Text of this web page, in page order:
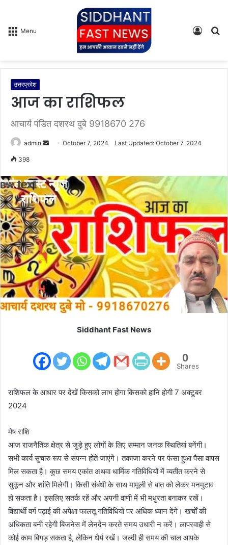
Menu
Log
उत्तरप्रदेश
आज का राशिफल
आचार्य पंडित दशरथ दुबे 9918670 276
admin
d
a
n
e
m
a
i
l
October 7, 2024 Last Updated: October 7, 2024
398
Siddhant Fast News
0
Shares
राशिफल के आधार पर देखें किसको लाभ होगा किसको हानि होगी 7 अक्टूबर
2024
मेष राशि
आज राजनैतिक क्षेत्र से जुड़े हुए लोगों के लिए सम्मान जनक स्थितियां बनेंगी।
सभी कार्य सुचारु रूप से संपन्न होते जाएंगे। तकाजा करने पर फंसा हुआ पैसा वापस
मिल सकता है। कुछ समय एकांत अथवा धार्मिक गतिविधियों में व्यतीत करने से
सुकून और शांति मिलेगी। किसी संबंधी के साथ मामूली से बात को लेकर मनमुटाव
हो सकता है। इसलिए सतर्क रहें और अपनी वाणी में भी मधुरता बनाकर रखें।
विद्यार्थी वर्ग पढ़ाई की अपेक्षा फालतू गतिविधियों पर अधिक ध्यान देंगे। खर्चों की
अधिकता बनी रहेगी बिजनेस में लेनदेन करते समय उधारी न करें। लापरवाही से
कोई काम बिगड़ सकता है, लेकिन धैर्य रखें। जल्दी ही समय की चाल आपके